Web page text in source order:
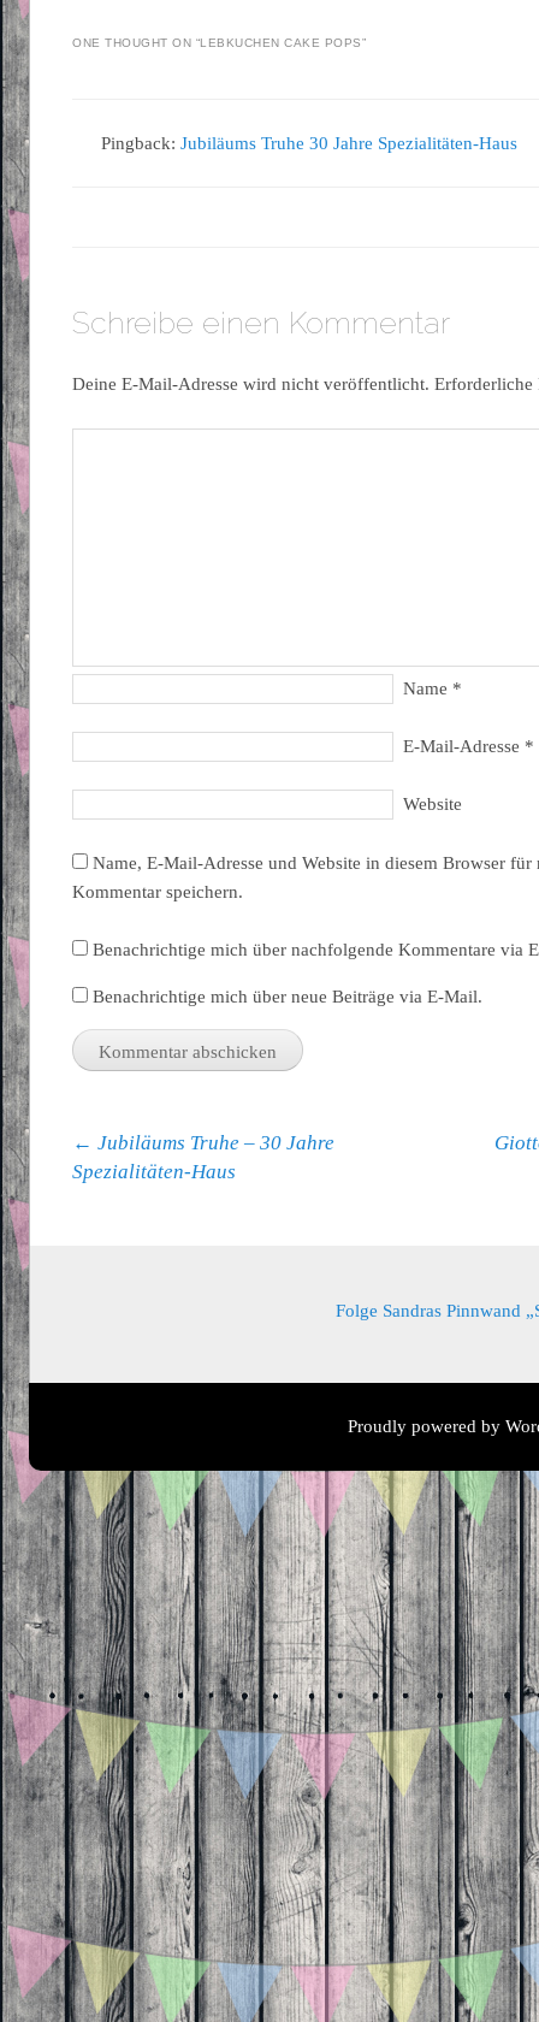
ONE THOUGHT ON “LEBKUCHEN CAKE POPS”
Pingback:Jubiläums Truhe 30 Jahre Spezialitäten-Haus
Schreibe einen Kommentar
Deine E-Mail-Adresse wird nicht veröffentlicht.
Name *
E-Mail-Adresse *
Website
Name, E-Mail-Adresse und Website in diesem Browser für
Kommentar speichern.
Benachrichtige mich über nachfolgende Kommentare via
Benachrichtige mich über neue Beiträge via E-Mail.
Beitragsnavigation
← Jubiläums Truhe – 30 Jahre
Spezialitäten-Haus
Folge Sandras Pinnwand
Proudly powered by